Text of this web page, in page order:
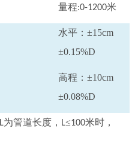
量程:0-1200米
水平：±15cm
±0.15%D
高程：±10cm
±0.08%D
L为管道长度， L≤100米时，